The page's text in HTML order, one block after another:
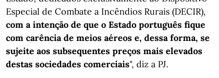
Especial de Combate a Incêndios Rurais (DECIR),
com a intenção de que o Estado português fique
com carência de meios aéreos e, dessa forma, se
sujeite aos subsequentes preços mais elevados
destas sociedades comerciais", diz a PJ.